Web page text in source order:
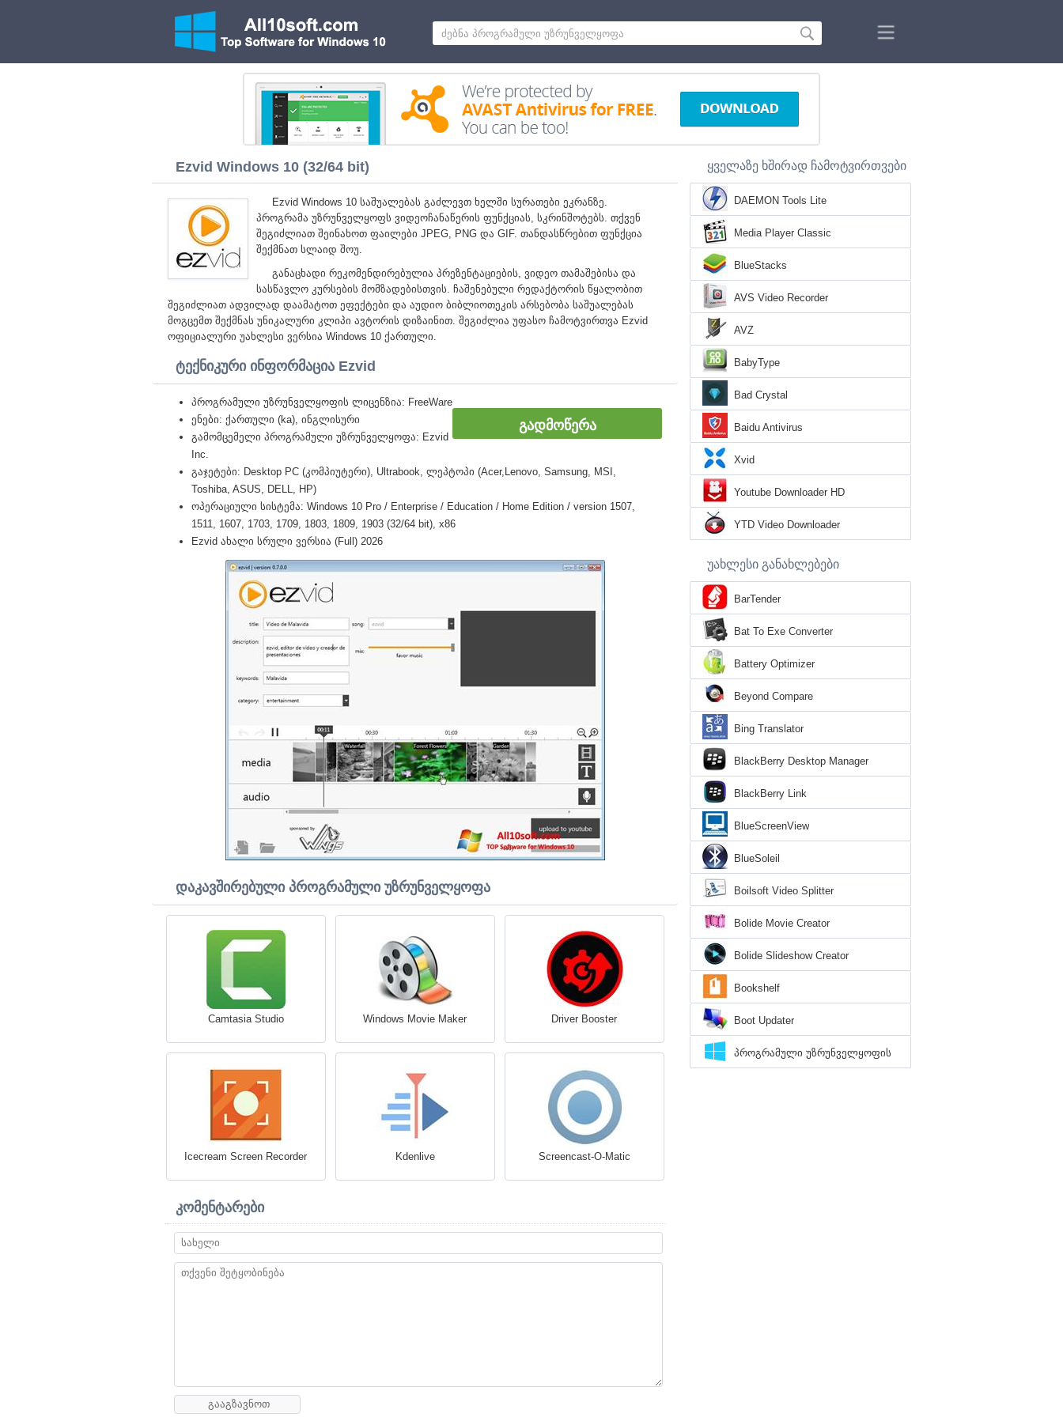
Ezvid Windows 10 (32/64 bit)
Ezvid Windows 10 საშუალებას გაძლევთ ხელში სურათები ეკრანზე.
პროგრამა უზრუნველყოფს ვიდეოჩანაწერის ფუნქციას, სკრინშოტებს. თქვენ
შეგიძლიათ შეინახოთ ფაილები JPEG, PNG და GIF. თანდასწრებით ფუნქცია
შექმნათ სლაიდ შოუ.
განაცხადი რეკომენდირებულია პრეზენტაციების, ვიდეო თამაშებისა და
სასწავლო კურსების მომზადებისთვის. ჩაშენებული რედაქტორის წყალობით
შეგიძლიათ ადვილად დაამატოთ ეფექტები და აუდიო ბიბლიოთეკის არსებობა საშუალებას
მოგცემთ შექმნას უნიკალური კლიპი ავტორის დიზაინით. შეგიძლია უფასო ჩამოტვირთვა Ezvid
ოფიციალური უახლესი ვერსია Windows 10 ქართული.
ტექნიკური ინფორმაცია Ezvid
ᲒᲐᲓᲛᲝᲬᲔᲠᲐ
პროგრამული უზრუნველყოფის ლიცენზია: FreeWare
ენები: ქართული (ka), ინგლისური
გამომცემელი პროგრამული უზრუნველყოფა: Ezvid
Inc.
გაჯეტები: Desktop PC (კომპიუტერი), Ultrabook, ლეპტოპი (Acer,Lenovo, Samsung, MSI,
Toshiba, ASUS, DELL, HP)
ოპერაციული სისტემა: Windows 10 Pro / Enterprise / Education / Home Edition / version 1507,
1511, 1607, 1703, 1709, 1803, 1809, 1903 (32/64 bit), x86
Ezvid ახალი სრული ვერსია (Full) 2026
დაკავშირებული პროგრამული უზრუნველყოფა
Camtasia Studio Windows Movie Maker Driver Booster
Icecream Screen Recorder Kdenlive Screencast-O-Matic
კომენტარები
ყველაზე ხშირად ჩამოტვირთვები
DAEMON Tools Lite
Media Player Classic
BlueStacks
AVS Video Recorder
AVZ
BabyType
Bad Crystal
Baidu Antivirus
Xvid
Youtube Downloader HD
YTD Video Downloader
უახლესი განახლებები
BarTender
Bat To Exe Converter
Battery Optimizer
Beyond Compare
Bing Translator
BlackBerry Desktop Manager
BlackBerry Link
BlueScreenView
BlueSoleil
Boilsoft Video Splitter
Bolide Movie Creator
Bolide Slideshow Creator
Bookshelf
Boot Updater
პროგრამული უზრუნველყოფის
დირექტორია Windows 10